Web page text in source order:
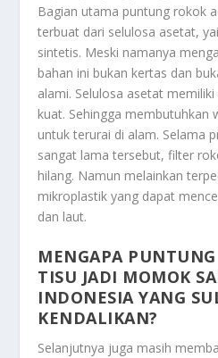
Bagian utama puntung rokok
terbuat dari selulosa asetat,
sintetis. Meski namanya
bahan ini bukan kertas dan
alami. Selulosa asetat
kuat. Sehingga membutuhkan
untuk terurai di alam. Selama
sangat lama tersebut, filter
hilang. Namun melainkan
mikroplastik yang dapat
dan laut.
MENGAPA
TISU JADI MOMOK
INDONESIA YANG
KENDALIKAN?
Selanjutnya juga masih